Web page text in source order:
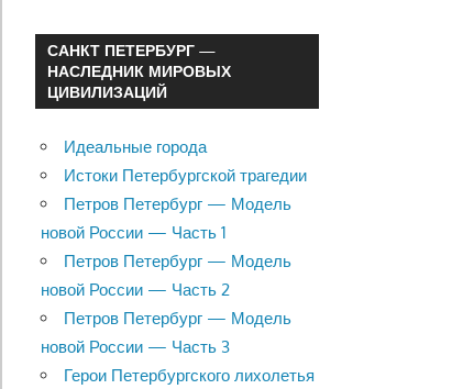
САНКТ ПЕТЕРБУРГ —
НАСЛЕДНИК МИРОВЫХ
ЦИВИЛИЗАЦИЙ
Идеальные города
Истоки Петербургской трагедии
Петров Петербург — Модель
новой России — Часть 1
Петров Петербург — Модель
новой России — Часть 2
Петров Петербург — Модель
новой России — Часть 3
Герои Петербургского лихолетья